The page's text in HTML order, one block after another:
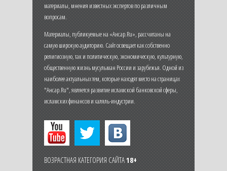
материалы, мнения известных экспертов по различным
вопросам.
Материалы, публикуемые на «Ансар.Ru», рассчитаны на
самую широкую аудиторию. Сайт освещает как собственно
религиозную, так и политическую, экономическую, культурную,
общественную жизнь мусульман России и зарубежья. Одной из
наиболее актуальных тем, которые находят место на страницах
"Ансар.Ru", является развитие исламской банковской сферы,
исламских финансов и халяль-индустрии.
ВОЗРАСТНАЯ КАТЕГОРИЯ САЙТА18+